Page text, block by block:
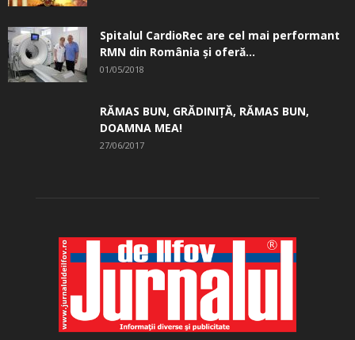
Spitalul CardioRec are cel mai performant
RMN din România și oferă...
01/05/2018
RĂMAS BUN, GRĂDINIŢĂ, ­RĂMAS BUN,
DOAMNA MEA!
27/06/2017